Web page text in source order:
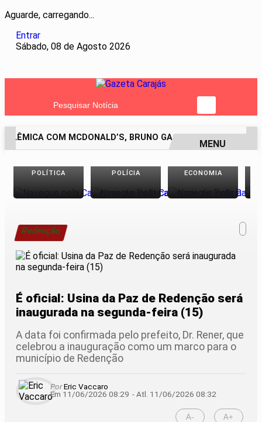
Aguarde, carregando...
Entrar
Sábado, 08 de Agosto 2026
Pesquisar Notícia
COM MCDONALD’S, BRUNO GAGLIASSO PEDE
EM ALTA
MENU
POLÍTICA POLÍCIA ECONOMIA
Redenção
É oficial: Usina da Paz de Redenção será
inaugurada na segunda-feira (15)
A data foi confirmada pelo prefeito, Dr. Rener, que
celebrou a inauguração como um marco para o
município de Redenção
PorEric Vaccaro
Em 11/06/2026 08:29 - Atl. 11/06/2026 08:32
A- A+